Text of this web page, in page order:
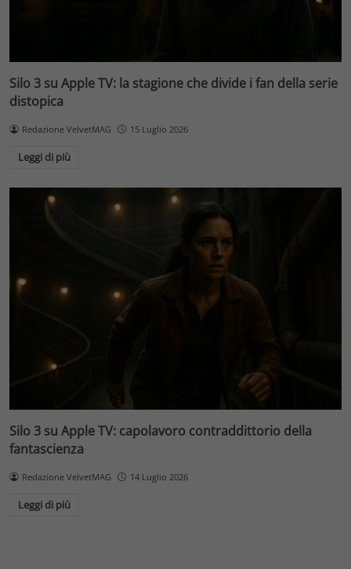
Silo 3 su Apple TV: la stagione che divide i fan della serie
distopica
Redazione VelvetMAG 15 Luglio 2026
Leggi di più
Silo 3 su Apple TV: capolavoro contraddittorio della
fantascienza
Redazione VelvetMAG 14 Luglio 2026
Leggi di più